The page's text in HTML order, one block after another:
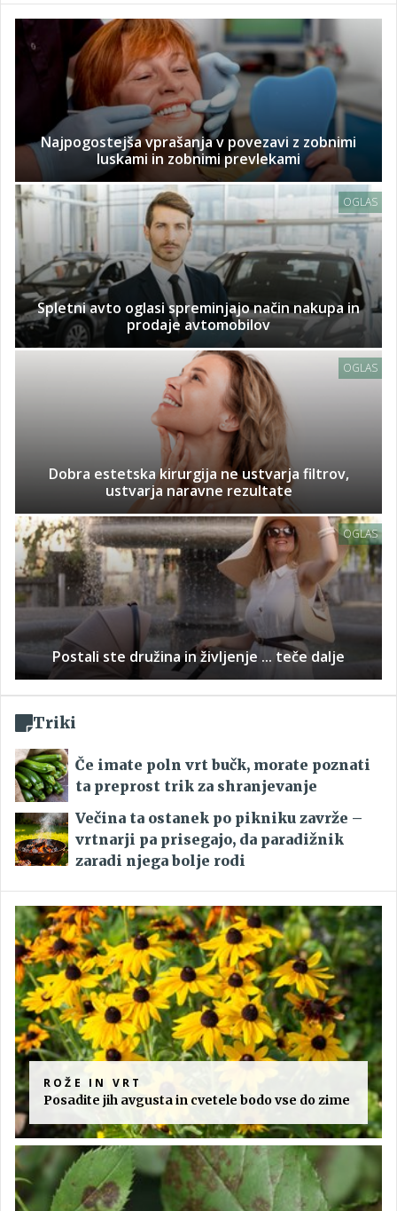
Najpogostejša vprašanja v povezavi z zobnimi
luskami in zobnimi prevlekami
OGLAS
Spletni avto oglasi spreminjajo način nakupa in
prodaje avtomobilov
OGLAS
Dobra estetska kirurgija ne ustvarja filtrov,
ustvarja naravne rezultate
OGLAS
Postali ste družina in življenje ... teče dalje
Triki
Če imate poln vrt bučk, morate poznati
ta preprost trik za shranjevanje
Večina ta ostanek po pikniku zavrže –
vrtnarji pa prisegajo, da paradižnik
zaradi njega bolje rodi
ROŽE IN VRT
Posadite jih avgusta in cvetele bodo vse do zime